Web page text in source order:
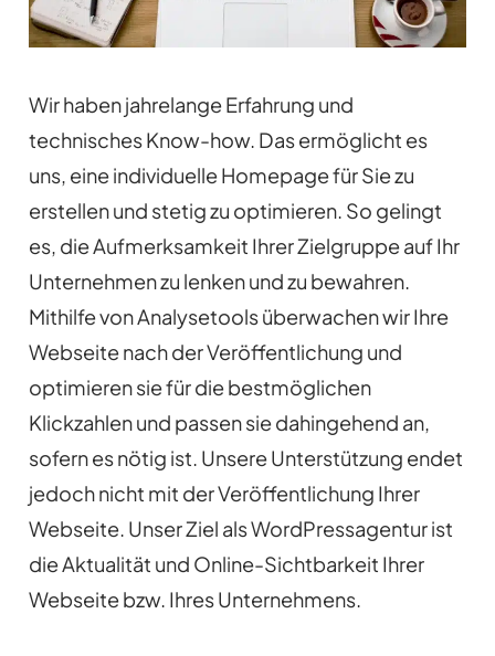
Wir haben jahrelange Erfahrung und
technisches Know-how. Das ermöglicht es
uns, eine individuelle Homepage für Sie zu
erstellen und stetig zu optimieren. So gelingt
es, die Aufmerksamkeit Ihrer Zielgruppe auf Ihr
Unternehmen zu lenken und zu bewahren.
Mithilfe von Analysetools überwachen wir Ihre
Webseite nach der Veröffentlichung und
optimieren sie für die bestmöglichen
Klickzahlen und passen sie dahingehend an,
sofern es nötig ist. Unsere Unterstützung endet
jedoch nicht mit der Veröffentlichung Ihrer
Webseite. Unser Ziel als WordPressagentur ist
die Aktualität und Online-Sichtbarkeit Ihrer
Webseite bzw. Ihres Unternehmens.